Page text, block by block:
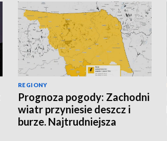
REGIONY
Prognoza pogody: Zachodni
wiatr przyniesie deszcz i
burze. Najtrudniejsza